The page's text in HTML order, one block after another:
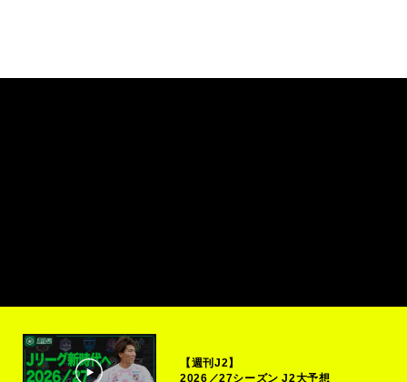
【週刊J2】
2026／27シーズン J2大予想